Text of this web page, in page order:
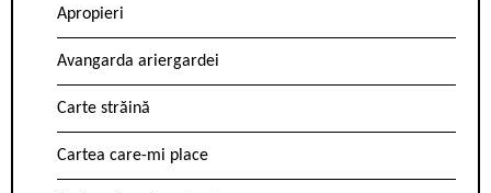
Apropieri
Avangarda ariergardei
Carte străină
Cartea care-mi place